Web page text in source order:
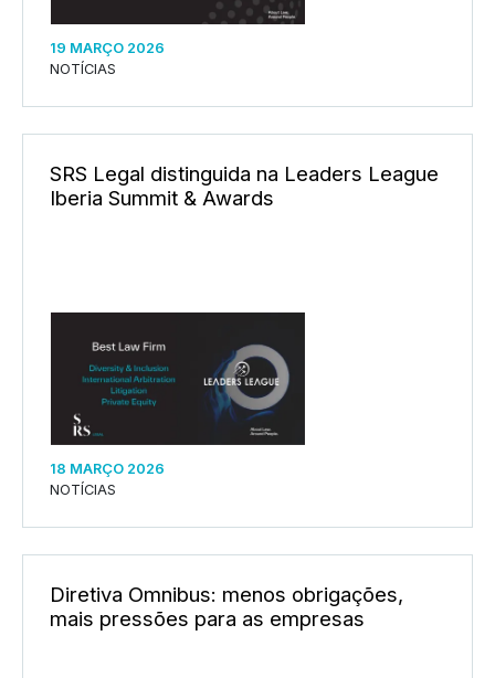
19 MARÇO 2026
NOTÍCIAS
SRS Legal distinguida na Leaders League
Iberia Summit & Awards
18 MARÇO 2026
NOTÍCIAS
Diretiva Omnibus: menos obrigações,
mais pressões para as empresas